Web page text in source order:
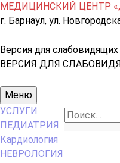
МЕДИЦИНСКИЙ ЦЕНТР
г. Барнаул, ул.
Версия для слабовидящих
ВЕРСИЯ ДЛЯ
Основное
меню
Меню
Найти:
УСЛУГИ
ПЕДИАТРИЯ
Кардиология
НЕВРОЛОГИЯ